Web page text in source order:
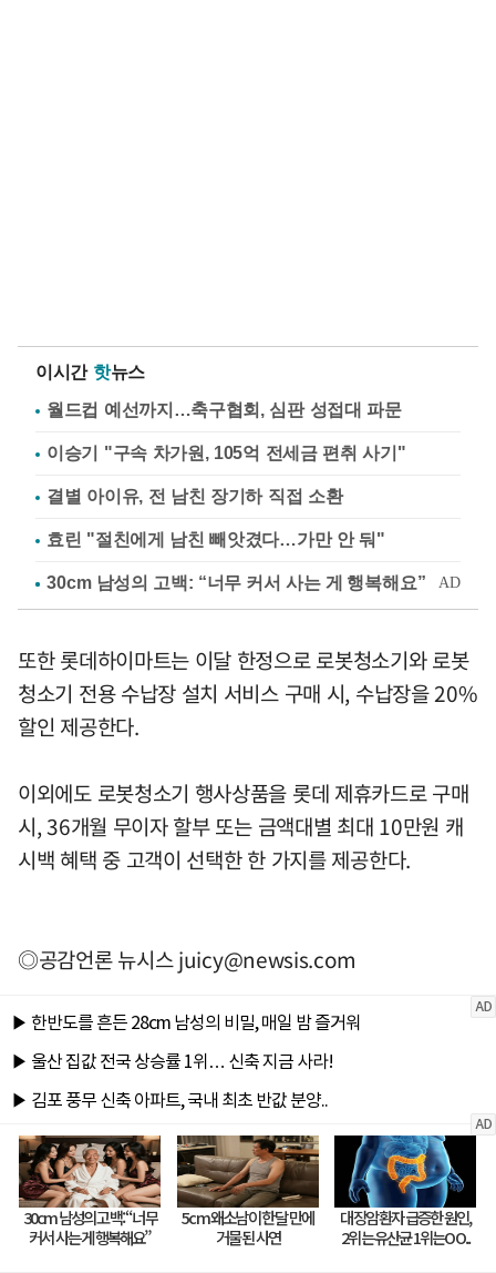
이시간 핫뉴스
월드컵 예선까지…축구협회, 심판 성접대 파문
이승기 "구속 차가원, 105억 전세금 편취 사기"
결별 아이유, 전 남친 장기하 직접 소환
효린 "절친에게 남친 빼앗겼다…가만 안 둬"
또한 롯데하이마트는 이달 한정으로 로봇청소기와 로봇
청소기 전용 수납장 설치 서비스 구매 시, 수납장을 20%
할인 제공한다.
이외에도 로봇청소기 행사상품을 롯데 제휴카드로 구매
시, 36개월 무이자 할부 또는 금액대별 최대 10만원 캐
시백 혜택 중 고객이 선택한 한 가지를 제공한다.
◎공감언론 뉴시스juicy@newsis.com